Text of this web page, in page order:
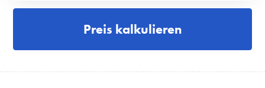
Preis kalkulieren